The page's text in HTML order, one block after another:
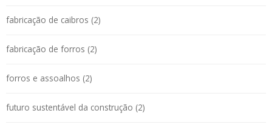
fabricação de caibros (2)
fabricação de forros (2)
forros e assoalhos (2)
futuro sustentável da construção (2)